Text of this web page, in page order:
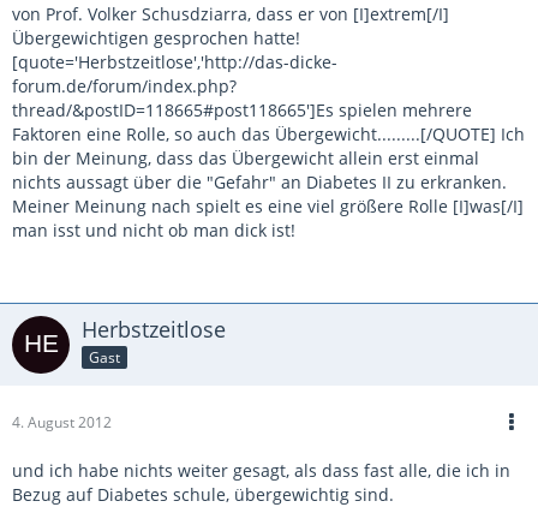
von Prof. Volker Schusdziarra, dass er von [I]extrem[/I]
Übergewichtigen gesprochen hatte!
[quote='Herbstzeitlose','http://das-dicke-
forum.de/forum/index.php?
thread/&postID=118665#post118665']Es spielen mehrere
Faktoren eine Rolle, so auch das Übergewicht.........[/QUOTE] Ich
bin der Meinung, dass das Übergewicht allein erst einmal
nichts aussagt über die "Gefahr" an Diabetes II zu erkranken.
Meiner Meinung nach spielt es eine viel größere Rolle [I]was[/I]
man isst und nicht ob man dick ist!
Herbstzeitlose
Gast
4. August 2012
und ich habe nichts weiter gesagt, als dass fast alle, die ich in
Bezug auf Diabetes schule, übergewichtig sind.